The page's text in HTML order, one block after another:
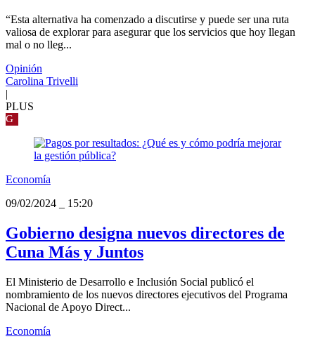
“Esta alternativa ha comenzado a discutirse y puede ser una ruta
valiosa de explorar para asegurar que los servicios que hoy llegan
mal o no lleg...
Opinión
Carolina Trivelli
|
PLUS
G
Economía
09/02/2024
15:20
Gobierno designa nuevos directores de
Cuna Más y Juntos
El Ministerio de Desarrollo e Inclusión Social publicó el
nombramiento de los nuevos directores ejecutivos del Programa
Nacional de Apoyo Direct...
Economía